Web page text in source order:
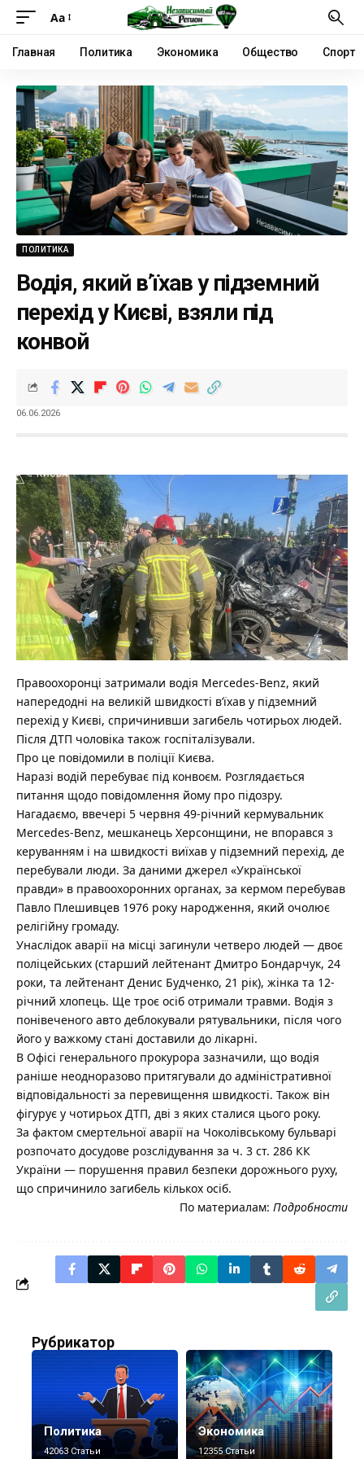
Аа
Главная Политика Экономика Общество Спорт
ПОЛИТИКА
Водія, який в’їхав у підземний
перехід у Києві, взяли під
конвой
06.06.2026
Правоохоронці затримали водія Mercedes-Benz, який
напередодні на великій швидкості в’їхав у підземний
перехід у Києві, спричинивши загибель чотирьох людей.
Після ДТП чоловіка також госпіталізували.
Про це повідомили в поліції Києва.
Наразі водій перебуває під конвоєм. Розглядається
питання щодо повідомлення йому про підозру.
Нагадаємо, ввечері 5 червня 49-річний кермувальник
Mercedes-Benz, мешканець Херсонщини, не впорався з
керуванням і на швидкості виїхав у підземний перехід, де
перебували люди. За даними джерел «Української
правди» в правоохоронних органах, за кермом перебував
Павло Плешивцев 1976 року народження, який очолює
релігійну громаду.
Унаслідок аварії на місці загинули четверо людей — двоє
поліцейських (старший лейтенант Дмитро Бондарчук, 24
роки, та лейтенант Денис Будченко, 21 рік), жінка та 12-
річний хлопець. Ще троє осіб отримали травми. Водія з
понівеченого авто деблокували рятувальники, після чого
його у важкому стані доставили до лікарні.
В Офісі генерального прокурора зазначили, що водія
раніше неодноразово притягували до адміністративної
відповідальності за перевищення швидкості. Також він
фігурує у чотирьох ДТП, дві з яких сталися цього року.
За фактом смертельної аварії на Чоколівському бульварі
розпочато досудове розслідування за ч. 3 ст. 286 КК
України — порушення правил безпеки дорожнього руху,
що спричинило загибель кількох осіб.
По материалам: Подробности
Рубрикатор
Политика
42063 Статьи
Экономика
12355 Статьи